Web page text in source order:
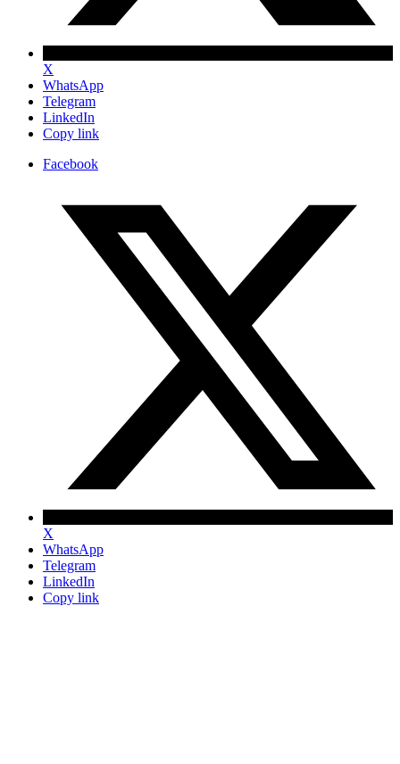
X
WhatsApp
Telegram
LinkedIn
Copy link
Facebook
X
WhatsApp
Telegram
LinkedIn
Copy link